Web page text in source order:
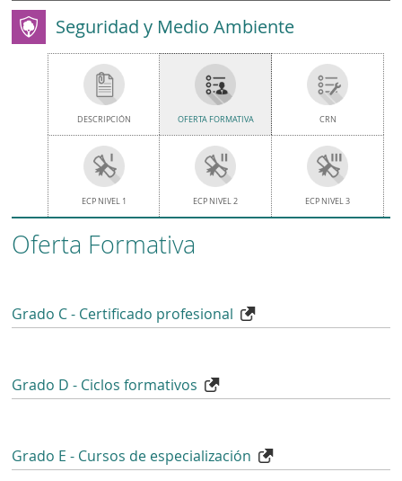
Seguridad y Medio Ambiente
DESCRIPCIÓN OFERTA FORMATIVA CRN
ECP NIVEL 1 ECP NIVEL 2 ECP NIVEL 3
Oferta Formativa
Grado C - Certificado profesional
Grado D - Ciclos formativos
Grado E - Cursos de especialización